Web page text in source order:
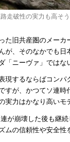
走破性の実力も高そ
た旧共産圏のメーカ
が、そのなかでも日
「ニーヴァ」ではな
現するならばコンパ
すが、かつてソ連時
実力はかなり高いモ
が崩壊した後も継
ムの信頼性や安全性